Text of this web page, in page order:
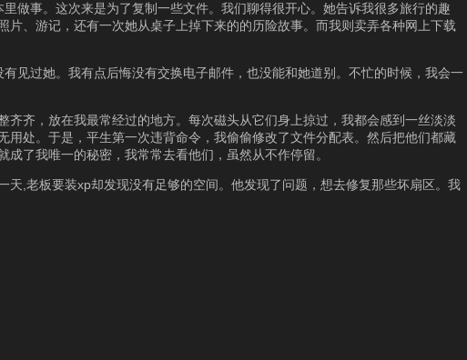
做事。这次来是为了复制一些文件。我们聊得很开心。她告诉我很多旅行的趣
、游记，还有一次她从桌子上掉下来的的历险故事。而我则卖弄各种网上下载
见过她。我有点后悔没有交换电子邮件，也没能和她道别。不忙的时候，我会一
齐，放在我最常经过的地方。每次磁头从它们身上掠过，我都会感到一丝淡淡
处。于是，平生第一次违背命令，我偷偷修改了文件分配表。然后把他们都藏
了我唯一的秘密，我常常去看他们，虽然从不作停留。
,老板要装xp却发现没有足够的空间。他发现了问题，想去修复那些坏扇区。我